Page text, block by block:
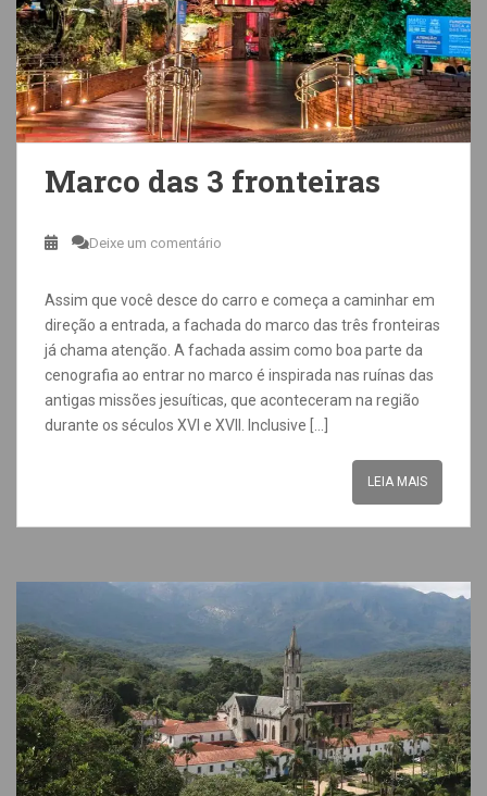
Marco das 3 fronteiras
Deixe um comentário
Assim que você desce do carro e começa a caminhar em
direção a entrada, a fachada do marco das três fronteiras
já chama atenção. A fachada assim como boa parte da
cenografia ao entrar no marco é inspirada nas ruínas das
antigas missões jesuíticas, que aconteceram na região
durante os séculos XVI e XVII. Inclusive […]
LEIA MAIS